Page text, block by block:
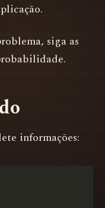
siga as
informações: